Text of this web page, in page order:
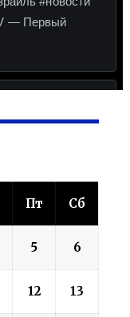
Пт Сб
5 6
12 13